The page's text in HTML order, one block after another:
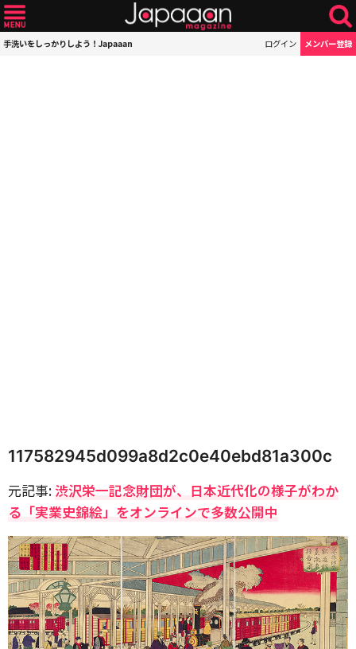
手洗いをしっかりしよう！Japaaan ログイン メンバー登録
117582945d099a8d2c0e40ebd81a300c
元記事: 渋沢栄一記念財団が、日本近代化の様子がわか
る「実業史錦絵」をオンラインで多数公開中